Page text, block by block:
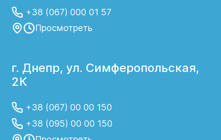
+38 (067) 000 01 57
Просмотреть
г. Днепр, ул. Симферопольская,
2К
+38 (067) 00 00 150
+38 (095) 00 00 150